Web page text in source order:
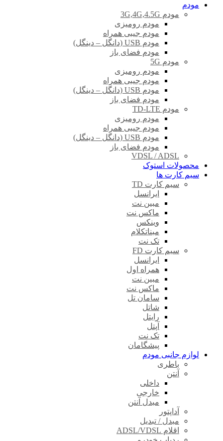
مودم
مودم 3G,4G,4.5G
مودم رومیزی
مودم جیبی همراه
مودم USB (دانگل – دینگل)
مودم فضای باز
مودم 5G
مودم رومیزی
مودم جیبی همراه
مودم USB (دانگل – دینگل)
مودم فضای باز
مودم TD-LTE
مودم رومیزی
مودم جیبی همراه
مودم USB (دانگل – دینگل)
مودم فضای باز
VDSL / ADSL
محصولات استوک
سیم کارت ها
سیم کارت TD
ایرانسل
مبین نت
ماکس نت
وینکس
مبناتکلام
تک نت
سیم کارت FD
ایرانسل
همراه اول
مبین نت
ماکس نت
سامان تل
شاتل
رایتل
آپتل
تک نت
پیشگامان
لوازم جانبی مودم
باطری
آنتن
داخلی
خارجی
مبدل آنتن
آداپتور
مبدل / تبدیل
اقلام ADSL/VDSL